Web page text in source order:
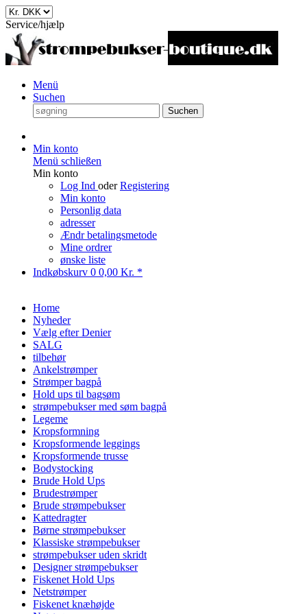
Service/hjælp
Menü
Suchen
Suchen
Min konto
Menü schließen
Min konto
Log Ind oderRegistering
Min konto
Personlig data
adresser
Ændr betalingsmetode
Mine ordrer
ønske liste
Indkøbskurv 0 0,00 Kr. *
Home
Nyheder
Vælg efter Denier
SALG
tilbehør
Ankelstrømper
Strømper bagpå
Hold ups til bagsøm
strømpebukser med søm bagpå
Legeme
Kropsformning
Kropsformende leggings
Kropsformende trusse
Bodystocking
Brude Hold Ups
Brudestrømper
Brude strømpebukser
Kattedragter
Børne strømpebukser
Klassiske strømpebukser
strømpebukser uden skridt
Designer strømpebukser
Fiskenet Hold Ups
Netstrømper
Fiskenet knæhøjde